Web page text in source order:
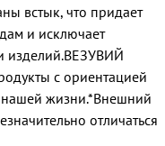
встык, что придает
и исключает
изделий.ВЕЗУВИЙ
с ориентацией
нашей жизни.*Внешний
отличаться